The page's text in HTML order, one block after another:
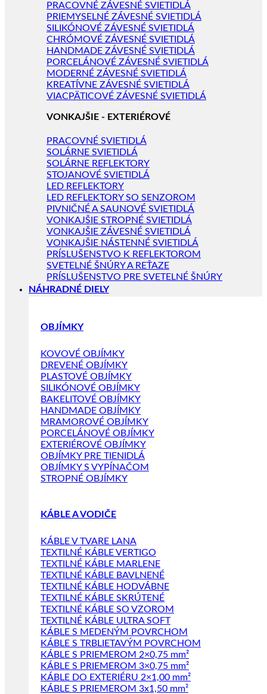
PRACOVNÉ ZÁVESNÉ SVIETIDLÁ
PRIEMYSELNÉ ZÁVESNÉ SVIETIDLÁ
SILIKÓNOVÉ ZÁVESNÉ SVIETIDLÁ
CHRÓMOVÉ ZÁVESNÉ SVIETIDLÁ
HANDMADE ZÁVESNÉ SVIETIDLÁ
PORCELÁNOVÉ ZÁVESNÉ SVIETIDLÁ
MODERNÉ ZÁVESNÉ SVIETIDLÁ
KREATÍVNE ZÁVESNÉ SVIETIDLÁ
VIACPÄTICOVÉ ZÁVESNÉ SVIETIDLÁ
VONKAJŠIE - EXTERIÉROVÉ
PRACOVNÉ SVIETIDLÁ
SOLÁRNE SVIETIDLÁ
SOLÁRNE REFLEKTORY
STOJANOVÉ SVIETIDLÁ
LED REFLEKTORY
LED REFLEKTORY SO SENZOROM
PIVNIČNÉ A SAUNOVÉ SVIETIDLÁ
VONKAJŠIE STROPNÉ SVIETIDLÁ
VONKAJŠIE ZÁVESNÉ SVIETIDLÁ
VONKAJŠIE NÁSTENNÉ SVIETIDLÁ
PRÍSLUŠENSTVO K REFLEKTOROM
SVETELNÉ ŠNÚRY A REŤAZE
PRÍSLUŠENSTVO PRE SVETELNÉ ŠNÚRY
NÁHRADNÉ DIELY
OBJÍMKY
KOVOVÉ OBJÍMKY
DREVENÉ OBJÍMKY
PLASTOVÉ OBJÍMKY
SILIKÓNOVÉ OBJÍMKY
BAKELITOVÉ OBJÍMKY
HANDMADE OBJÍMKY
MRAMOROVÉ OBJÍMKY
PORCELÁNOVÉ OBJÍMKY
EXTERIÉROVÉ OBJÍMKY
OBJÍMKY PRE TIENIDLÁ
OBJÍMKY S VYPÍNAČOM
STROPNÉ OBJÍMKY
KÁBLE A VODIČE
KÁBLE V TVARE LANA
TEXTILNÉ KÁBLE VERTIGO
TEXTILNÉ KÁBLE MARLENE
TEXTILNÉ KÁBLE BAVLNENÉ
TEXTILNÉ KÁBLE HODVÁBNE
TEXTILNÉ KÁBLE SKRÚTENÉ
TEXTILNÉ KÁBLE SO VZOROM
TEXTILNÉ KÁBLE ULTRA SOFT
KÁBLE S MEDENÝM POVRCHOM
KÁBLE S TRBLIETAVÝM POVRCHOM
KÁBLE S PRIEMEROM 2×0,75 mm²
KÁBLE S PRIEMEROM 3×0,75 mm²
KÁBLE DO EXTERIÉRU 2×1,00 mm²
KÁBLE S PRIEMEROM 3x1,50 mm²